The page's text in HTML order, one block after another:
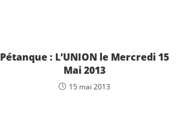
Pétanque : L’UNION le Mercredi 15
Mai 2013
15 mai 2013